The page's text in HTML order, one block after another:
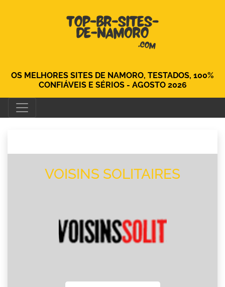
OS MELHORES SITES DE NAMORO, TESTADOS, 100%
CONFIÁVEIS ​​E SÉRIOS - AGOSTO 2026
VOISINS SOLITAIRES